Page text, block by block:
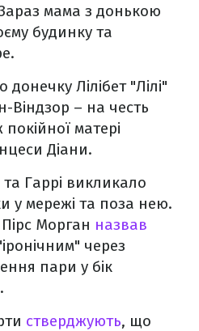
мама з донькою
будинку та
Лілібет "Лілі"
Віндзор – на честь
матері
Діани.
Гаррі викликало
у мережі та поза нею.
Морган назвав
через
пари у бік
стверджують, що